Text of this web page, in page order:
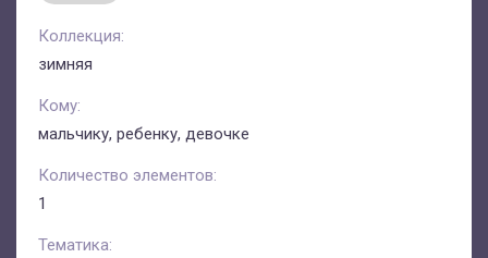
Коллекция:
зимняя
Кому:
мальчику, ребенку, девочке
Количество элементов:
1
Тематика: